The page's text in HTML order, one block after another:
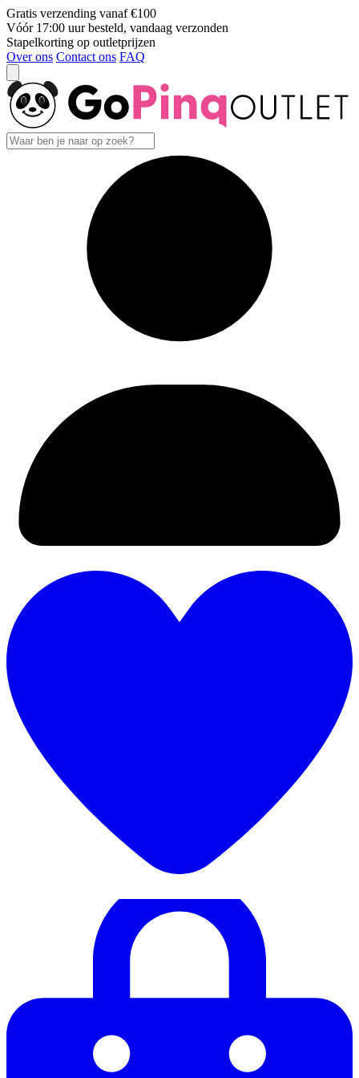
Gratis verzending vanaf €100
Vóór 17:00 uur besteld, vandaag verzonden
Stapelkorting op outletprijzen
Over ons Contact ons FAQ